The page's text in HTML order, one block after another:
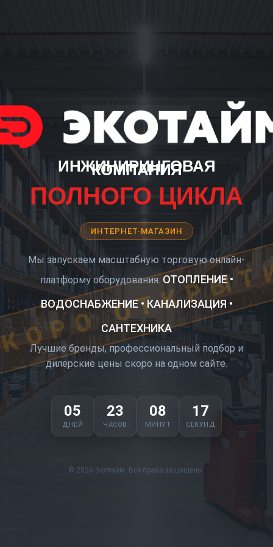
ИНЖИНИРИНГОВАЯ
КОМПАНИЯ
ПОЛНОГО ЦИКЛА
ИНТЕРНЕТ-МАГАЗИН
Мы запускаем масштабную торговую онлайн-
платформу оборудования. ОТОПЛЕНИЕ •
ВОДОСНАБЖЕНИЕ • КАНАЛИЗАЦИЯ •
САНТЕХНИКА
Лучшие бренды, профессиональный подбор и
дилерские цены скоро на одном сайте.
05
ДНЕЙ
23
ЧАСОВ
08
МИНУТ
17
СЕКУНД
© 2026 Экотайм. Все права защищены.